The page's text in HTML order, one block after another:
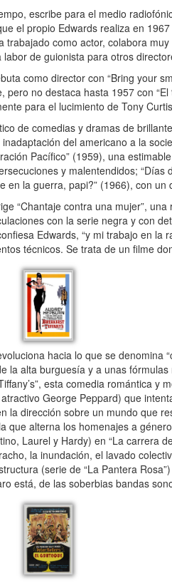
escribe para el medio
el propio Edwards realiza en
trabajado como actor, colabora
labor de guionista para otros
como director con “Bring your
pero no destaca hasta 1957 con
para el lucimiento de Tony
de comedias y dramas de
del americano a la
Pacífico” (1959), una
y malentendidos;
en la guerra, papi?” (1966), con
“Chantaje contra una mujer”,
con la serie negra y con
Edwards, “y mi trabajo en
técnicos. Se trata de un filme
hacia lo que se denomina
la alta burguesía y a unas
esta comedia romántica
George Peppard) que
la dirección sobre un mundo que
que alterna los homenajes a
Laurel y Hardy) en “La carrera
la inundación, el lavado
(serie de “La Pantera
está, de las soberbias bandas